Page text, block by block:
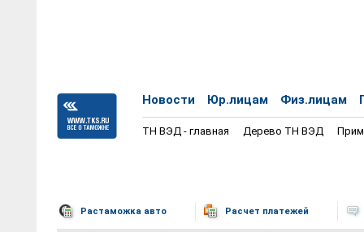
Новости Юр.лицам Физ.лицам
ТН ВЭД - главная Дерево ТН ВЭД
Растаможка авто Расчет платежей